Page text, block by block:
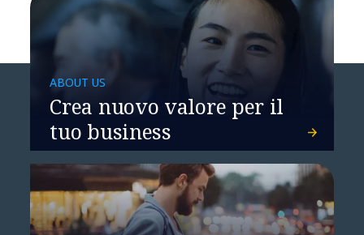
ABOUT US
Crea nuovo valore per il
tuo business